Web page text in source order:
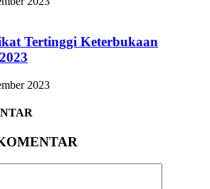
Tertinggi Keterbukaan
2023